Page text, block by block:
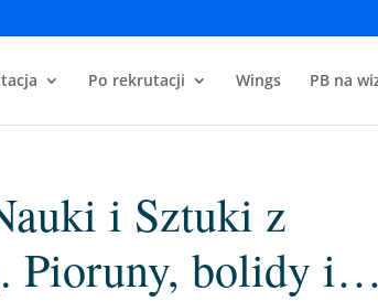
Po rekrutacji Wings PB na
i Sztuki z
Pioruny, bolidy i…